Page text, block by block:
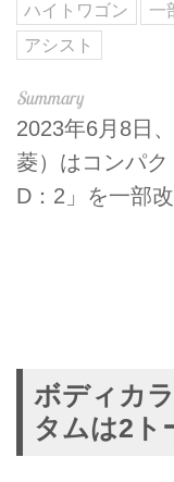
ハイトワゴン
一
アシスト
2023年6月8日
菱）はコンパ
D：2」を一部
ボディカ
タムは2ト